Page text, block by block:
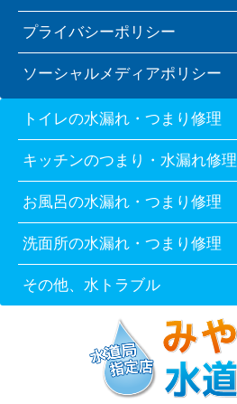
プライバシーポリシー
ソーシャルメディアポリシー
トイレの水漏れ・つまり修理
キッチンのつまり・水漏れ修理
お風呂の水漏れ・つまり修理
洗面所の水漏れ・つまり修理
その他、水トラブル